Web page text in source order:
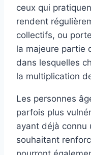
ceux qui
rendent
collectifs, ou
la majeure partie
dans lesquelles
la multiplication
Les personnes
parfois plus
ayant déjà connu
souhaitant